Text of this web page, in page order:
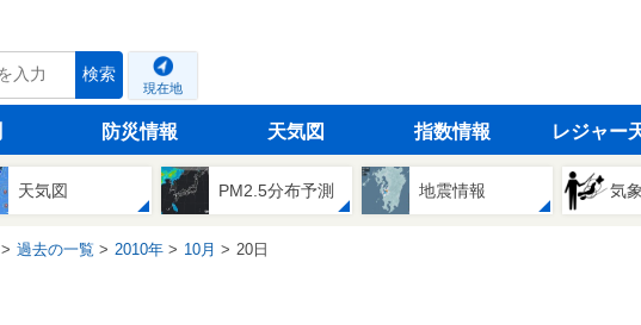
検索
現在地
防災情報 天気図 指数情報 レジャー
天気図 PM2.5分布予測 地震情報 気
過去の一覧 2010年 10月 20日